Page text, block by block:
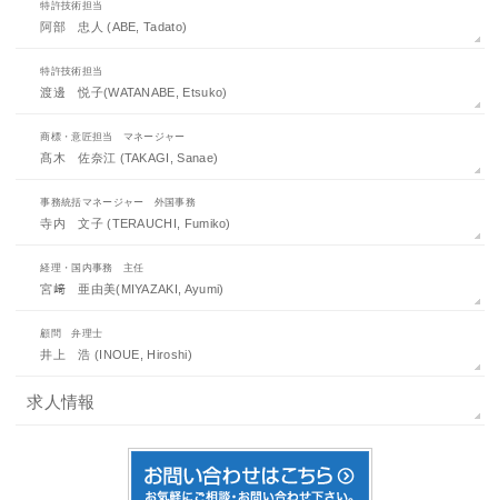
特許技術担当
阿部 忠人 (ABE, Tadato)
特許技術担当
渡邊 悦子(WATANABE, Etsuko)
商標・意匠担当 マネージャー
髙木 佐奈江 (TAKAGI, Sanae)
事務統括マネージャー 外国事務
寺内 文子 (TERAUCHI, Fumiko)
経理・国内事務 主任
宮﨑 亜由美(MIYAZAKI, Ayumi)
顧問 弁理士
井上 浩 (INOUE, Hiroshi)
求人情報